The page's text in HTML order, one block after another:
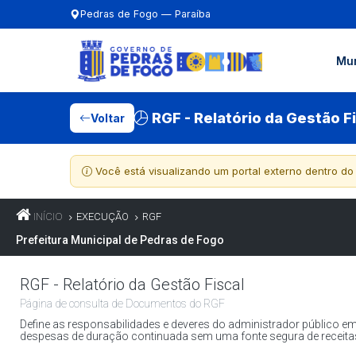
Pedras de Fogo — Paraíba
Voltar RGF - Relatório da Gestão
Você está visualizando um portal externo dentro